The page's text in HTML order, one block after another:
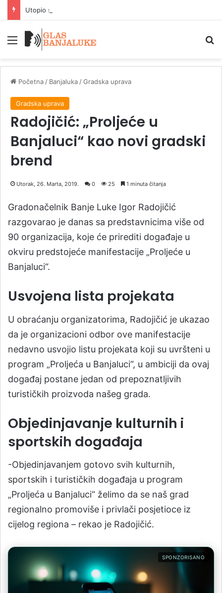
Utopio se mladić iz Zavidovića na Krivaji
Meni
Početna / Banjaluka /Gradska uprava
Gradska uprava
Radojičić: „Proljeće u
Banjaluci“ kao novi gradski
brend
Utorak, 26. Marta, 2019. 0 25 1 minuta čitanja
Gradonačelnik Banje Luke Igor Radojičić
razgovarao je danas sa predstavnicima više od
90 organizacija, koje će prirediti događaje u
okviru predstojeće manifestacije „Proljeće u
Banjaluci“.
Usvojena lista projekata
U obraćanju organizatorima, Radojičić je ukazao
da je organizacioni odbor ove manifestacije
nedavno usvojio listu projekata koji su uvršteni u
program „Proljeća u Banjaluci“, u ambiciji da ovaj
događaj postane jedan od prepoznatljivih
turističkih proizvoda našeg grada.
Objedinjavanje kulturnih i
sportskih događaja
-Objedinjavanjem gotovo svih kulturnih,
sportskih i turističkih događaja u program
„Proljeća u Banjaluci“ želimo da se naš grad
regionalno promoviše i privlači posjetioce iz
cijelog regiona – rekao je Radojičić.
SPONZORISANO